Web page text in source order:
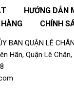
HƯỚNG DẪN
CHÍNH
BAN QUẬN LÊ
Hãn, Quận Lê Chân,